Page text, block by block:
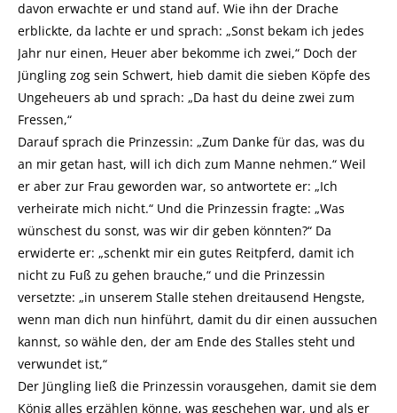
davon erwachte er und stand auf. Wie ihn der Drache
erblickte, da lachte er und sprach: „Sonst bekam ich jedes
Jahr nur einen, Heuer aber bekomme ich zwei,“ Doch der
Jüngling zog sein Schwert, hieb damit die sieben Köpfe des
Ungeheuers ab und sprach: „Da hast du deine zwei zum
Fressen,“
Darauf sprach die Prinzessin: „Zum Danke für das, was du
an mir getan hast, will ich dich zum Manne nehmen.“ Weil
er aber zur Frau geworden war, so antwortete er: „Ich
verheirate mich nicht.“ Und die Prinzessin fragte: „Was
wünschest du sonst, was wir dir geben könnten?“ Da
erwiderte er: „schenkt mir ein gutes Reitpferd, damit ich
nicht zu Fuß zu gehen brauche,“ und die Prinzessin
versetzte: „in unserem Stalle stehen dreitausend Hengste,
wenn man dich nun hinführt, damit du dir einen aussuchen
kannst, so wähle den, der am Ende des Stalles steht und
verwundet ist,“
Der Jüngling ließ die Prinzessin vorausgehen, damit sie dem
König alles erzählen könne, was geschehen war, und als er